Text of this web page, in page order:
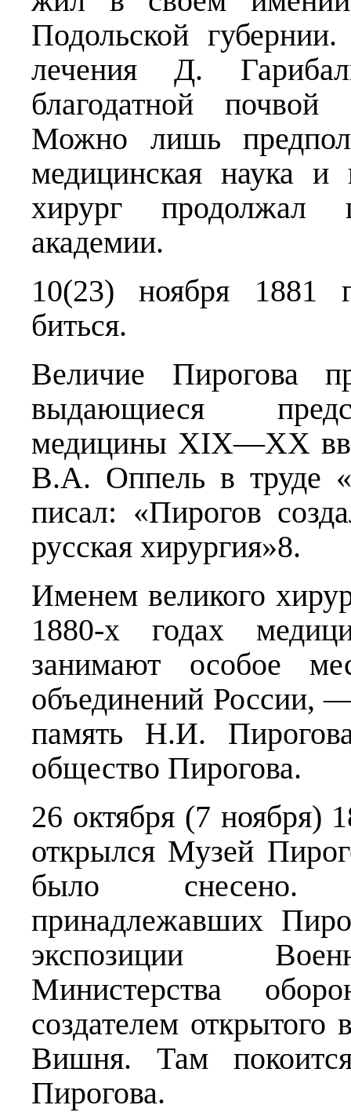
Подольской
лечения Д.
благодатной
Можно лишь
медицинская наука
хирург продолжал
академии.
10(23) ноября 1881
биться.
Величие Пирогова
выдающиеся
медицины XIX—XX вв.
В.А. Оппель в труде
писал: «Пирогов
русская хирургия»8.
Именем великого
1880-х годах
занимают особое
объединений России,
память Н.И.
общество Пирогова.
26 октября (7 ноября)
открылся Музей
было снесено.
принадлежавших
экспозиции
Министерства
создателем открытого
Вишня. Там покоится
Пирогова.